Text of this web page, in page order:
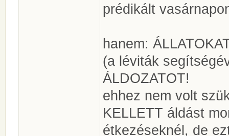
prédikált
hanem:
(a léviták
ÁLDOZATOT!
ehhez nem volt
KELLETT áldást
étkezéseknél, de